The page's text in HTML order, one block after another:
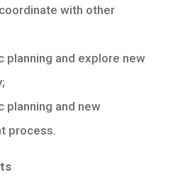
with other
planning and explore new
planning and new
process.